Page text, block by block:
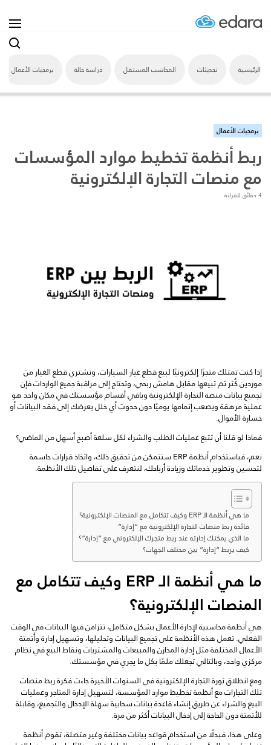
الرئيسية تحديثات المحاسب المستقل دراسة حالة برمجيات الأعمال
برمجيات الأعمال
ربط أنظمة تخطيط موارد المؤسسات
مع منصات التجارة الإلكترونية
4 دقائق للقراءة
إذا كنت تمتلك متجرًا إلكترونيًا لبيع قطع غيار السيارات، وتشتري قطع الغيار من
موردين كُثر ثم تبيعها مقابل هامش ربحي، وتحتاج إلى مراقبة جميع الواردات فإن
تجميع بيانات منصة التجارة الإلكترونية وباقي أقسام مؤسستك في مكان واحد هو
عملية مرهقة ويصعب إتمامها يوميًا دون حدوث أي خلل يعرضك إلى فقد البيانات أو
خسارة الأموال.
فماذا لو قلنا أن تتبع عمليات الطلب والشراء لكل سلعة أصبح أسهل من الماضي؟
نعم، فباستخدام أنظمة ERP ستتمكن من تحقيق ذلك، واتخاذ قرارات حاسمة
لتحسين وتطوير خدماتك وزيادة أرباحك، لنتعرف على تفاصيل تلك الأنظمة.
ما هي أنظمة الـ ERP وكيف تتكامل مع المنصات الإلكترونية؟
فائدة ربط منصات التجارة الإلكترونية مع “إدارة”
ما الذي يمكنك إدارته عند ربط متجرك الإلكتروني مع “إدارة”؟
كيف يربط “إدارة” بين مختلف الجهات؟
ما هي أنظمة الـ ERP وكيف تتكامل مع
المنصات الإلكترونية؟
هي أنظمة محاسبية لإدارة الأعمال بشكل متكامل، تتزامن فيها البيانات في الوقت
الفعلي. تعمل هذه الأنظمة على تجميع البيانات وتحليلها، وتسهيل إدارة وأتمتة
الأعمال المختلفة مثل إدارة المخازن والمبيعات والمشتريات ونقاط البيع في نظام
مركزي واحد، وبالتالي تجعلك ملمًا بكل ما يجري في مؤسستك.
ومع انطلاق ثورة التجارة الإلكترونية في السنوات الأخيرة جاءت فكرة ربط منصات
تلك التجارات مع أنظمة تخطيط موارد المؤسسة، لتسهيل إدارة المتاجر وعمليات
البيع والشراء عن طريق إنشاء قاعدة بيانات سحابية سهلة الإدخال والتجميع، وقابلة
للأتمتة دون الحاجة إلى إدخال البيانات أكثر من مرة.
وعلى هذا، فبدلًا من استخدام قواعد بيانات مختلفة وغير متصلة، تقوم أنظمة